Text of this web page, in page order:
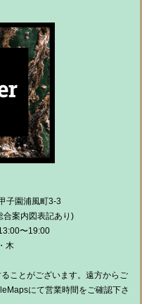
子園浦風町3-3
合案内図表記あり)
〜19:00
木
ことがございます。遠方からご
にて営業時間をご確認下さ